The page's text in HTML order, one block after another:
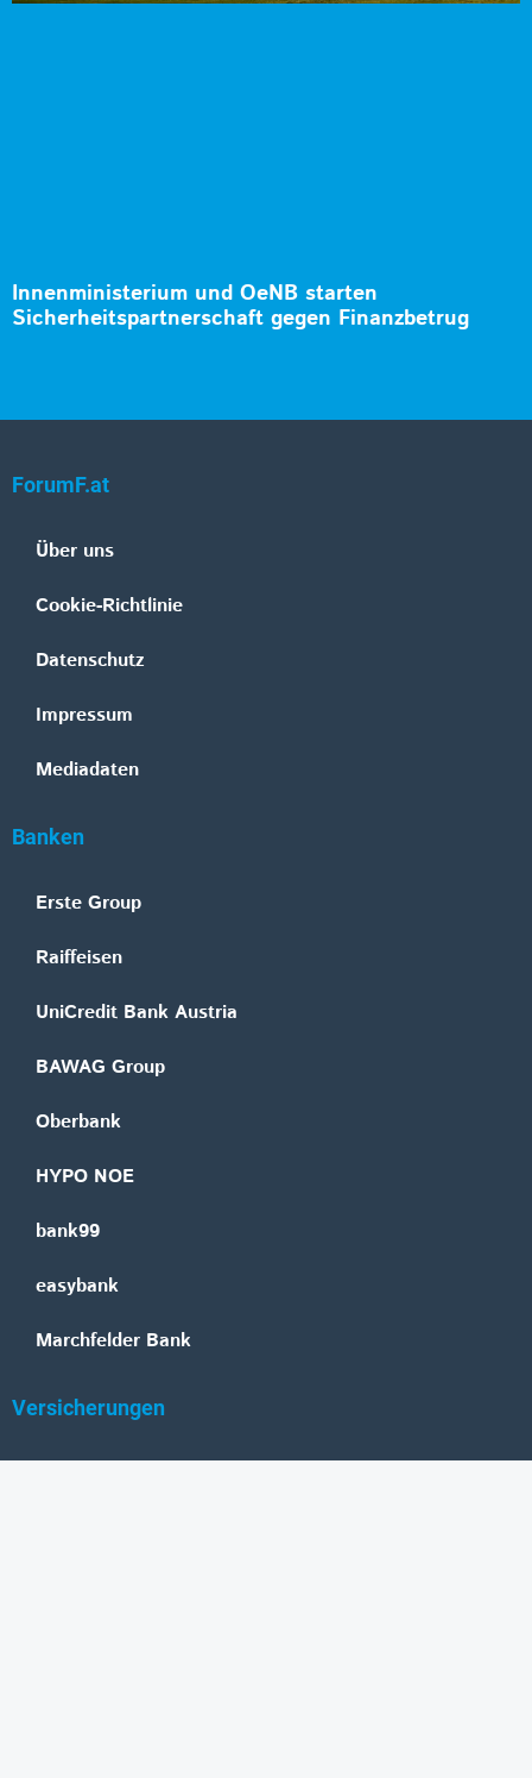
Innenministerium und OeNB starten
Sicherheitspartnerschaft gegen Finanzbetrug
ForumF.at
Über uns
Cookie-Richtlinie
Datenschutz
Impressum
Mediadaten
Banken
Erste Group
Raiffeisen
UniCredit Bank Austria
BAWAG Group
Oberbank
HYPO NOE
bank99
easybank
Marchfelder Bank
Versicherungen